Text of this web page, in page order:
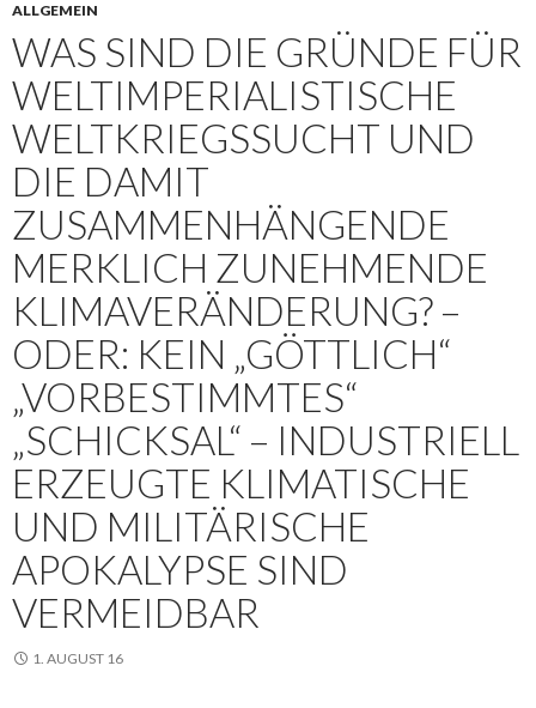
ALLGEMEIN
WAS SIND DIE GRÜNDE FÜR
WELTIMPERIALISTISCHE
WELTKRIEGSSUCHT UND
DIE DAMIT
ZUSAMMENHÄNGENDE
MERKLICH ZUNEHMENDE
KLIMAVERÄNDERUNG? –
ODER: KEIN „GÖTTLICH“
„VORBESTIMMTES“
„SCHICKSAL“ – INDUSTRIELL
ERZEUGTE KLIMATISCHE
UND MILITÄRISCHE
APOKALYPSE SIND
VERMEIDBAR
1. AUGUST 16